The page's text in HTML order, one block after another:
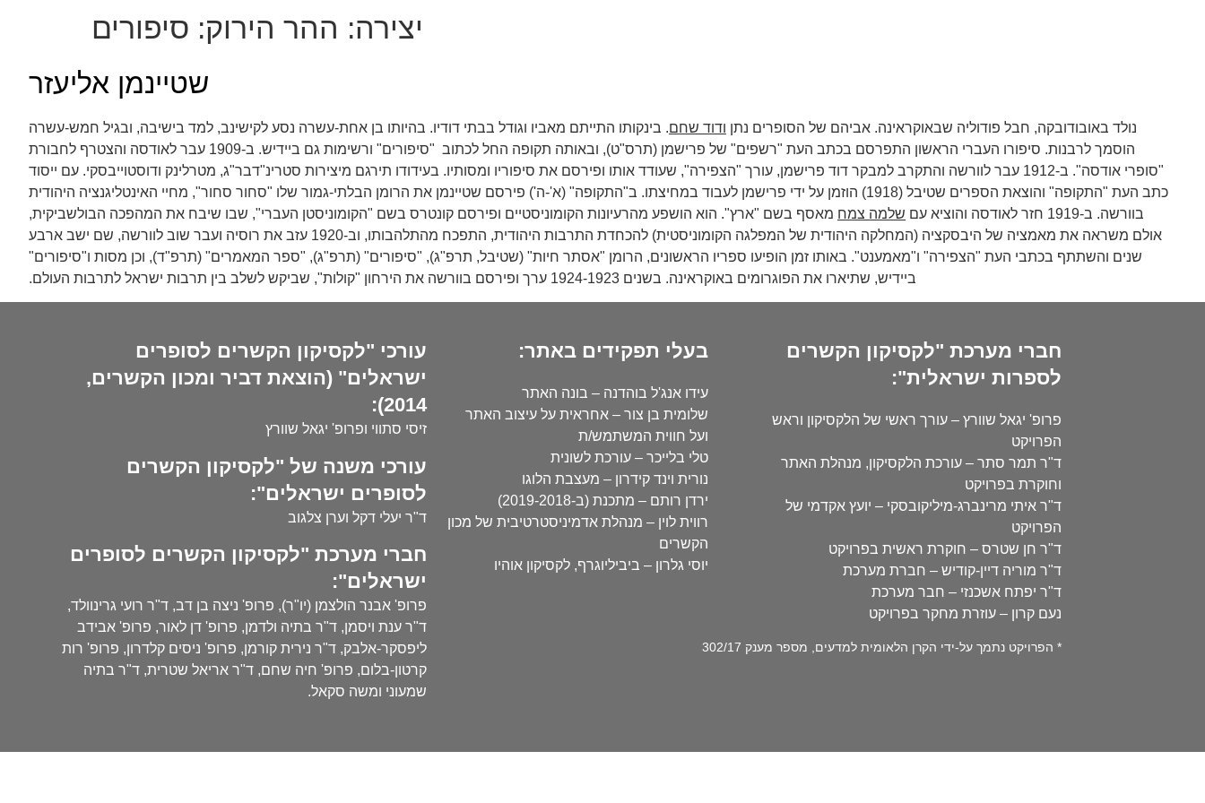
יצירה: ההר הירוק: סיפורים
שטיינמן אליעזר
נולד באובודובקה, חבל פודוליה שבאוקראינה. אביהם של הסופרים נתן ודוד שחם. בינקותו התייתם מאביו וגודל בבתי דודיו. בהיותו בן אחת-עשרה נסע לקישינב, למד בישיבה, ובגיל חמש-עשרה
הוסמך לרבנות. סיפורו העברי הראשון התפרסם בכתב העת "רשפים" של פרישמן (תרס"ט), ובאותה תקופה החל לכתוב "סיפורים" ורשימות גם ביידיש. ב-1909 עבר לאודסה והצטרף לחבורת
"סופרי אודסה". ב-1912 עבר לוורשה והתקרב למבקר דוד פרישמן, עורך "הצפירה", שעודד אותו ופירסם את סיפוריו ומסותיו. בעידודו תירגם מיצירות סטרינ"דבר"ג, מטרלינק ודוסטוייבסקי. עם ייסוד
כתב העת "התקופה" והוצאת הספרים שטיבל (1918) הוזמן על ידי פרישמן לעבוד במחיצתו. ב"התקופה" (א'-ה') פירסם שטיינמן את הרומן הבלתי-גמור שלו "סחור סחור", מחיי האינטליגנציה היהודית
בוורשה. ב-1919 חזר לאודסה והוציא עם
שלמה צמח מאסף בשם "ארץ". הוא הושפע מהרעיונות הקומוניסטיים ופירסם קונטרס בשם "הקומוניסטן העברי", שבו שיבח את המהפכה הבולשביקית,
אולם משראה את מאמציה של היבסקציה (המחלקה היהודית של המפלגה הקומוניסטית) להכחדת התרבות היהודית, התפכח מהתלהבותו, וב-1920 עזב את רוסיה ועבר שוב לוורשה, שם ישב ארבע
שנים והשתתף בכתבי העת "הצפירה" ו"מאמענט". באותו זמן הופיעו ספריו הראשונים, הרומן "אסתר חיות" (שטיבל, תרפ"ג), "סיפורים" (תרפ"ג), "ספר המאמרים" (תרפ"ד), וכן מסות ו"סיפורים"
ביידיש, שתיארו את הפוגרומים באוקראינה. בשנים 1924-1923 ערך ופירסם בוורשה את הירחון "קולות", שביקש לשלב בין תרבות ישראל לתרבות העולם.
חברי מערכת "לקסיקון הקשרים
לספרות ישראלית":
פרופ' יגאל שוורץ – עורך ראשי של הלקסיקון וראש
הפרויקט
ד"ר תמר סתר – עורכת הלקסיקון, מנהלת האתר
וחוקרת בפרויקט
ד"ר איתי מרינברג-מיליקובסקי – יועץ אקדמי של
הפרויקט
ד"ר חן שטרס – חוקרת ראשית בפרויקט
ד"ר מוריה דיין-קודיש – חברת מערכת
ד"ר יפתח אשכנזי – חבר מערכת
נעם קרון – עוזרת מחקר בפרויקט
בעלי תפקידים באתר:
עידו אנג'ל בוהדנה – בונה האתר
שלומית בן צור – אחראית על עיצוב האתר
ועל חווית המשתמש/ת
טלי בלייכר – עורכת לשונית
נורית וינד קידרון – מעצבת הלוגו
ירדן רותם – מתכנת (ב-2019-2018)
רווית לוין – מנהלת אדמיניסטרטיבית של מכון
הקשרים
יוסי גלרון – ביביליוגרף, לקסיקון אוהיו
* הפרויקט נתמך על-ידי הקרן הלאומית למדעים, מספר מענק 302/17
עורכי "לקסיקון הקשרים לסופרים
ישראלים" (הוצאת דביר ומכון הקשרים,
2014):
זיסי סתווי ופרופ' יגאל שוורץ
עורכי משנה של "לקסיקון הקשרים
לסופרים ישראלים":
ד"ר יעלי דקל וערן צלגוב
חברי מערכת "לקסיקון הקשרים לסופרים
ישראלים":
פרופ' אבנר הולצמן (יו"ר), פרופ' ניצה בן דב, ד"ר רועי גרינוולד,
ד"ר ענת ויסמן, ד"ר בתיה ולדמן, פרופ' דן לאור, פרופ' אבידב
ליפסקר-אלבק, ד"ר נירית קורמן, פרופ' ניסים קלדרון, פרופ' רות
קרטון-בלום, פרופ' חיה שחם, ד"ר אריאל שטרית, ד"ר בתיה
שמעוני ומשה סקאל.